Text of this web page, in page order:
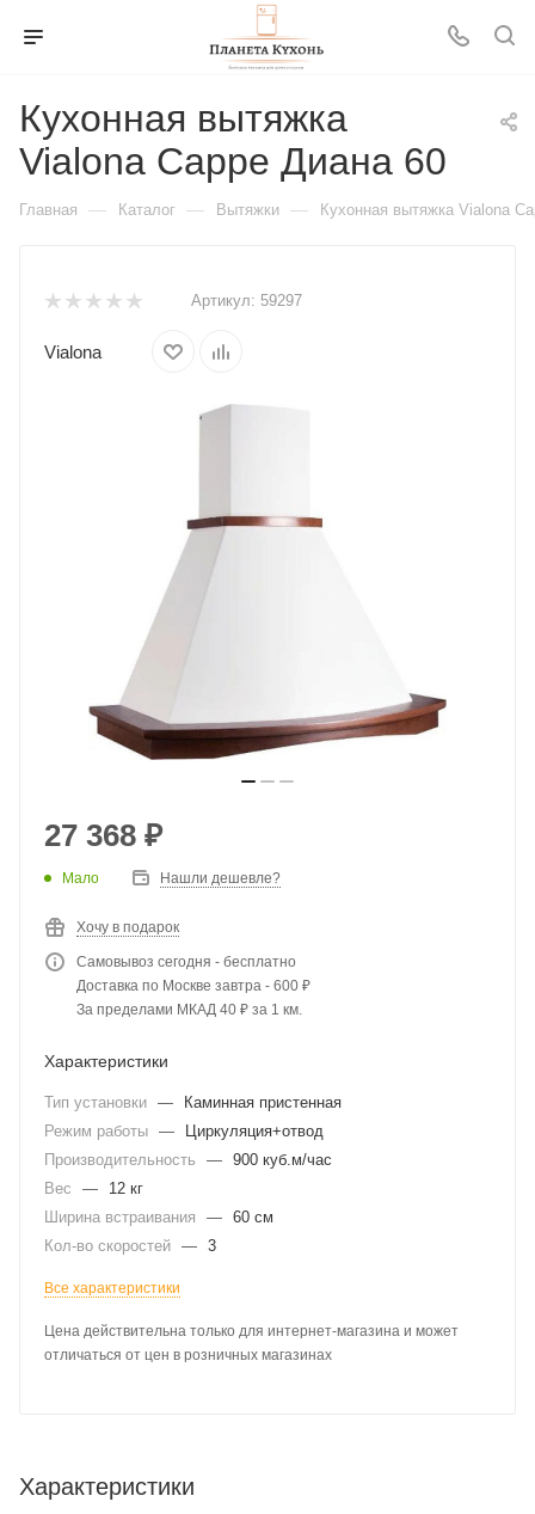
Кухонная вытяжка
Vialona Cappe Диана 60
Главная — Каталог — Вытяжки — Кухонная вытяжка Vialona
Артикул: 59297
Vialona
27 368 ₽
Мало Нашли дешевле?
Хочу в подарок
Самовывоз сегодня - бесплатно
Доставка по Москве завтра - 600 ₽
За пределами МКАД 40 ₽ за 1 км.
Характеристики
Тип установки —
Каминная пристенная
Режим работы —
Циркуляция+отвод
Производительность
— 900 куб.м/час
Вес
—
12 кг
Ширина встраивания
— 60 см
Кол-во скоростей — 3
Все характеристики
Цена действительна только для интернет-магазина и может
отличаться от цен в розничных магазинах
Характеристики